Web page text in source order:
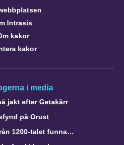
Intrasis
kakor
kakor
i media
jakt efter Getakärr
på Orust
1200-talet funna…